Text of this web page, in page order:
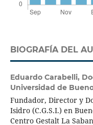
BIOGRAFÍA DEL
Eduardo Carabelli,
Universidad de
Fundador, Director y
Isidro (C.G.S.I.) en
Centro Gestalt La